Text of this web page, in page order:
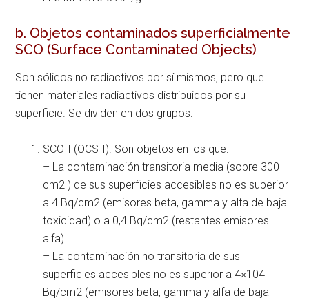
b. Objetos contaminados superficialmente
SCO (Surface Contaminated Objects)
Son sólidos no radiactivos por sí mismos, pero que
tienen materiales radiactivos distribuidos por su
superficie. Se dividen en dos grupos:
SCO-I (OCS-I). Son objetos en los que:
– La contaminación transitoria media (sobre 300
cm2 ) de sus superficies accesibles no es superior
a 4 Bq/cm2 (emisores beta, gamma y alfa de baja
toxicidad) o a 0,4 Bq/cm2 (restantes emisores
alfa).
– La contaminación no transitoria de sus
superficies accesibles no es superior a 4×104
Bq/cm2 (emisores beta, gamma y alfa de baja